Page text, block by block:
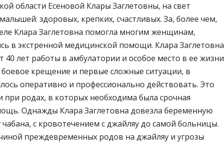
области Есеновой Клары Заглетовны, на свет
здоровых, крепких, счастливых. За, более чем,
Клара Заглетовна помогла многим женщинам,
в экстренной медицинской помощи. Клара Заглетовна
40 лет работы в амбулатории и особое место в ее жизни
крещение и первые сложные ситуации, в
оперативно и профессионально действовать. Это
родах, в которых необходима была срочная
Однажды Клара Заглетовна довезла беременную
с кровотечением с джайляу до самой больницы.
преждевременных родов на джайляу и угрозы